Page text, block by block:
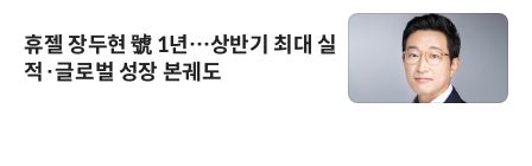
휴젤 장두현 號 1년…상반기 최대 실
적·글로벌 성장 본궤도